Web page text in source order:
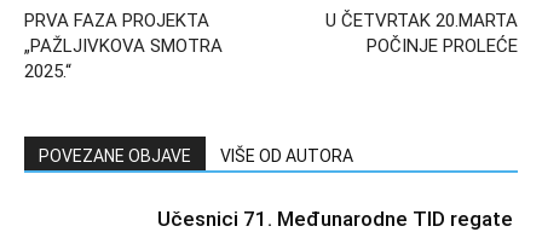
PRVA FAZA PROJEKTA
„PAŽLJIVKOVA SMOTRA
2025.“
U ČETVRTAK 20.MARTA
POČINJE PROLEĆE
POVEZANE OBJAVE VIŠE OD AUTORA
Učesnici 71. Međunarodne TID regate